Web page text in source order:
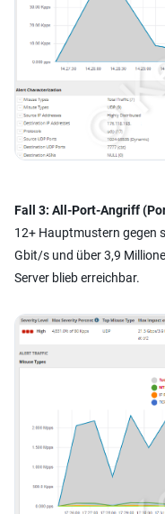
Fall 3: All-Port-Angriff
12+ Hauptmustern gegen
Gbit/s und über 3,9
Server blieb erreichbar.